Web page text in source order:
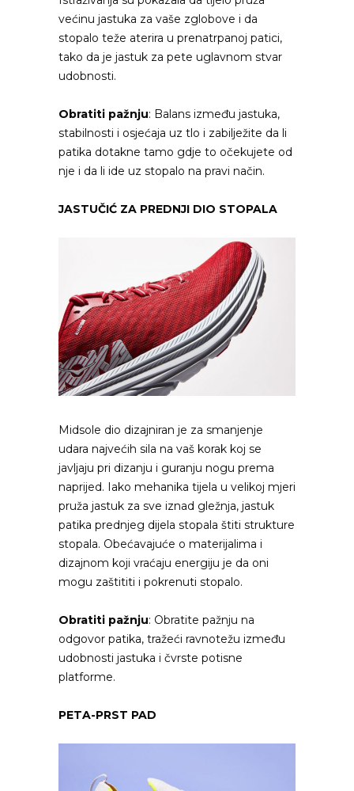
većinu jastuka za vaše zglobove i da
stopalo teže aterira u prenatrpanoj patici,
tako da je jastuk za pete uglavnom stvar
udobnosti.
Obratiti pažnju: Balans između jastuka,
stabilnosti i osjećaja uz tlo i zabilježite da li
patika dotakne tamo gdje to očekujete od
nje i da li ide uz stopalo na pravi način.
JASTUČIĆ ZA PREDNJI DIO STOPALA
Midsole dio dizajniran je za smanjenje
udara najvećih sila na vaš korak koj se
javljaju pri dizanju i guranju nogu prema
naprijed. Iako mehanika tijela u velikoj mjeri
pruža jastuk za sve iznad gležnja, jastuk
patika prednjeg dijela stopala štiti strukture
stopala. Obećavajuće o materijalima i
dizajnom koji vraćaju energiju je da oni
mogu zaštititi i pokrenuti stopalo.
Obratiti pažnju: Obratite pažnju na
odgovor patika, tražeći ravnotežu između
udobnosti jastuka i čvrste potisne
platforme.
PETA-PRST PAD